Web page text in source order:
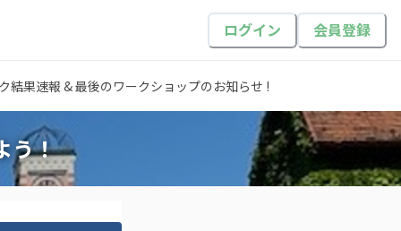
ログイン 会員登録
結果速報 & 最後のワークショップのお知らせ !
う！